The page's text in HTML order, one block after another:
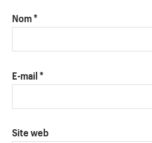
Nom*
E-mail *
Site web